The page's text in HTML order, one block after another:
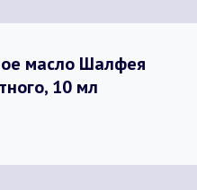
масло Шалфея
10 мл